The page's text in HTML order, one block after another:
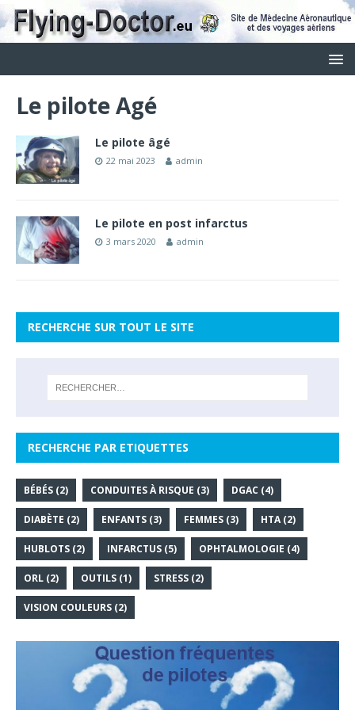
Le pilote Agé
Le pilote âgé
22 mai 2023 admin
Le pilote en post infarctus
3 mars 2020 admin
RECHERCHE SUR TOUT LE SITE
RECHERCHE PAR ETIQUETTES
BÉBÉS (2) CONDUITES À RISQUE (3) DGAC (4)
DIABÈTE (2) ENFANTS (3) FEMMES (3) HTA (2)
HUBLOTS (2) INFARCTUS (5) OPHTALMOLOGIE (4)
ORL (2) OUTILS (1) STRESS (2)
VISION COULEURS (2)